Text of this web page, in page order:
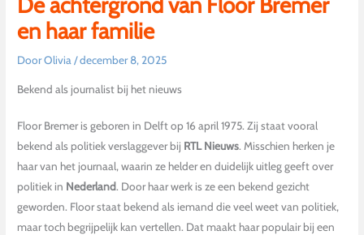
De achtergrond van Floor Bremer
en haar familie
DoorOlivia/december 8, 2025
Bekend als journalist bij het nieuws
Floor Bremer is geboren in Delft op 16 april 1975. Zij staat vooral
bekend als politiek verslaggever bij RTL Nieuws. Misschien herken je
haar van het journaal, waarin ze helder en duidelijk uitleg geeft over
politiek in Nederland. Door haar werk is ze een bekend gezicht
geworden. Floor staat bekend als iemand die veel weet van politiek,
maar toch begrijpelijk kan vertellen. Dat maakt haar populair bij een